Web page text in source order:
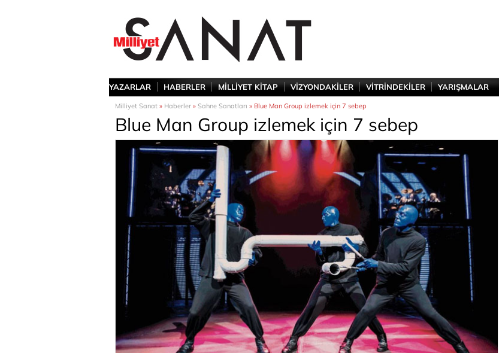
YAZARLAR HABERLER MİLLİYET KİTAP VİZYONDAKİLER VİTRİNDEKİLER YARIŞMALAR
Milliyet Sanat » Haberler » Sahne Sanatları » Blue Man Group izlemek için 7 sebep
Blue Man Group izlemek için 7 sebep